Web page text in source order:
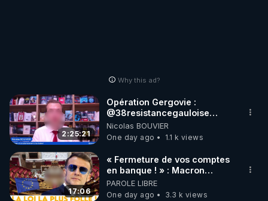
Why this ad?
2:25:21
Opération Gergovie :
‪@38resistancegauloise‬
‪@MarionSigautOfficiel‬
‪@gladysriifard5710‬ Laëtitia
Nicolas BOUVIER
One day ago
1.1 k views
17:06
« Fermeture de vos comptes
en banque ! » : Macron
impose une loi folle !
PAROLE LIBRE
One day ago
3.3 k views